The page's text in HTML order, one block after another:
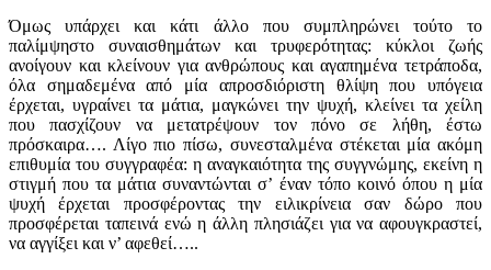
Όμως υπάρχει και κάτι άλλο που συμπληρώνει τούτο το
παλίμψηστο συναισθημάτων και τρυφερότητας: κύκλοι ζωής
ανοίγουν και κλείνουν για ανθρώπους και αγαπημένα τετράποδα,
όλα σημαδεμένα από μία απροσδιόριστη θλίψη που υπόγεια
έρχεται, υγραίνει τα μάτια, μαγκώνει την ψυχή, κλείνει τα χείλη
που πασχίζουν να μετατρέψουν τον πόνο σε λήθη, έστω
πρόσκαιρα…. Λίγο πιο πίσω, συνεσταλμένα στέκεται μία ακόμη
επιθυμία του συγγραφέα: η αναγκαιότητα της συγγνώμης, εκείνη η
στιγμή που τα μάτια συναντώνται σ’ έναν τόπο κοινό όπου η μία
ψυχή έρχεται προσφέροντας την ειλικρίνεια σαν δώρο που
προσφέρεται ταπεινά ενώ η άλλη πλησιάζει για να αφουγκραστεί,
να αγγίξει και ν’ αφεθεί…..